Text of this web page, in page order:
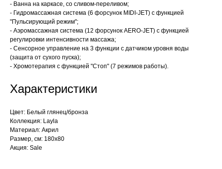
- Ванна на каркасе, со сливом-переливом;
- Гидромассажная система (6 форсунок MIDI-JET) с функцией
"Пульсирующий режим";
- Аэромассажная система (12 форсунок AERO-JET) с функцией
регулировки интенсивности массажа;
- Сенсорное управление на 3 функции с датчиком уровня воды
(защита от сухого пуска);
- Хромотерапия с функцией "Стоп" (7 режимов работы).
Характеристики
Цвет: Белый глянец/бронза
Коллекция: Layla
Материал: Акрил
Размер, см: 180х80
Акция: Sale